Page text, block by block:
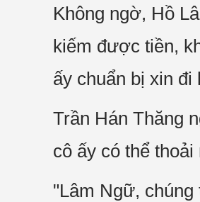
Không ngờ, Hồ
kiếm được tiền,
ấy chuẩn bị xin
Trần Hán Thăng
cô ấy có thể
"Lâm Ngữ, chúng